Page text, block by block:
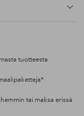
tuotteesta
tai maksa erissä